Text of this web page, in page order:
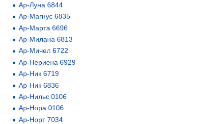
Ар-Луна 6844
Ар-Магнус 6835
Ар-Марта 6696
Ар-Милана 6813
Ар-Мичел 6722
Ар-Нериена 6929
Ар-Ник 6719
Ар-Ник 6836
Ар-Нильс 0106
Ар-Нора 0106
Ар-Норт 7034